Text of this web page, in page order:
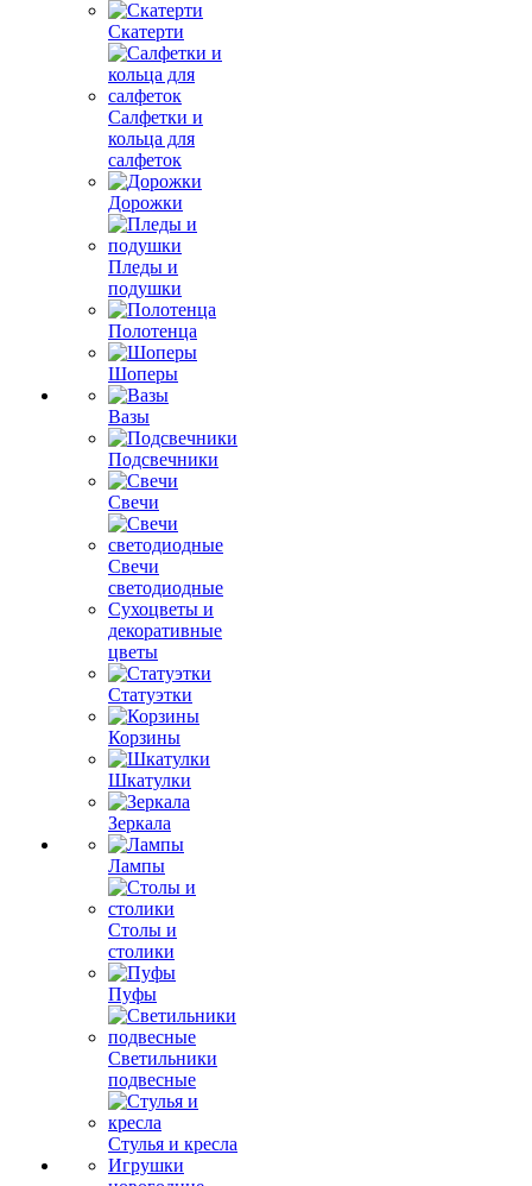
Скатерти
Салфетки и
кольца для
салфеток
Дорожки
Пледы и
подушки
Полотенца
Шоперы
Вазы
Подсвечники
Свечи
Свечи
светодиодные
Сухоцветы и
декоративные
цветы
Статуэтки
Корзины
Шкатулки
Зеркала
Лампы
Столы и
столики
Пуфы
Светильники
подвесные
Стулья и кресла
Игрушки